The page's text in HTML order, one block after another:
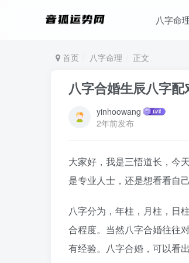
八字命
首页 八字命理 正文
八字合婚生辰八字配
yinhoowang
2年前发布
大家好，我是三悟道长，今
是专业人士，还是想看看自
八字分为，年柱，月柱，日
合程度。当然八字合婚往往
有经验。八字合婚，可以看